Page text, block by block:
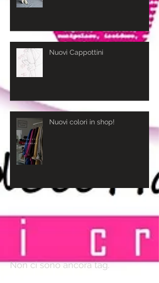
Cerca per tag
Nuovi Cappottini
Nuovi colori in shop!
Non ci sono ancora tag.